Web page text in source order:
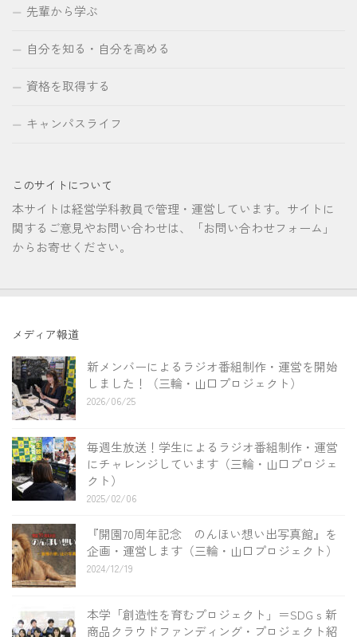
先輩から学ぶ
自分を知る・自分を高める
資格を取得する
キャンパスライフ
このサイトについて
本サイトは経営学科教員で管理・運営しています。サイトに
関するご意見やお問い合わせは、「お問い合わせフォーム」
からお寄せください。
メディア報道
新メンバーによるラジオ番組制作・運営を開始
しました！（三輪・山口プロジェクト）
2026/06/25
毎週生放送！学生によるラジオ番組制作・運営
にチャレンジしています（三輪・山口プロジェ
クト）
2025/02/06
『開園70周年記念 のんほい想い出写真館』を
企画・運営します（三輪・山口プロジェクト）
2024/12/19
本学「創造性を育むプロジェクト」＝SDGｓ新
商品クラウドファンディング・プロジェクト紹